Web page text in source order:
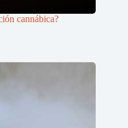
cannábica?